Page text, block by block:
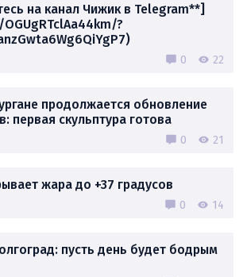
на канал Чижик в Telegram**]
?
0 22
продолжается обновление
первая скульптура готова
0 21
жара до +37 градусов
0 14
пусть день будет бодрым